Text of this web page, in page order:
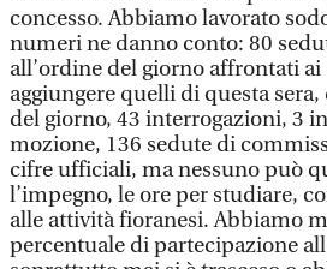
concesso. Abbiamo lavorato
numeri ne danno conto: 80
all’ordine del giorno affrontati
aggiungere quelli di questa
del giorno, 43 interrogazioni, 3
mozione, 136 sedute di
cifre ufficiali, ma nessuno può
l’impegno, le ore per studiare,
alle attività fioranesi. Abbiamo
percentuale di partecipazione